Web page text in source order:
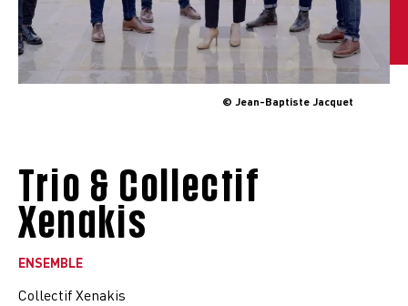
© Jean-Baptiste Jacquet
Trio & Collectif
Xenakis
ENSEMBLE
Collectif Xenakis